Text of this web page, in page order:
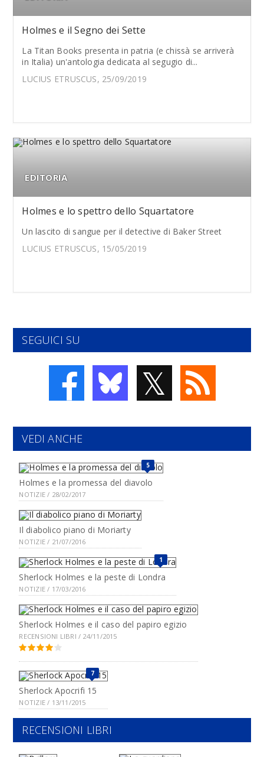
Holmes e il Segno dei Sette
La Titan Books presenta in patria (e chissà se arriverà
in Italia) un'antologia dedicata al segugio di...
LUCIUS ETRUSCUS, 25/09/2019
EDITORIA
Holmes e lo spettro dello Squartatore
Un lascito di sangue per il detective di Baker Street
LUCIUS ETRUSCUS, 15/05/2019
SEGUICI SU
𝕏
VEDI ANCHE
5
Holmes e la promessa del diavolo
NOTIZIE / 28/02/2017
Il diabolico piano di Moriarty
NOTIZIE / 21/07/2016
1
Sherlock Holmes e la peste di Londra
NOTIZIE / 17/03/2016
Sherlock Holmes e il caso del papiro egizio
RECENSIONI LIBRI / 24/11/2015
7
Sherlock Apocrifi 15
NOTIZIE / 13/11/2015
RECENSIONI LIBRI